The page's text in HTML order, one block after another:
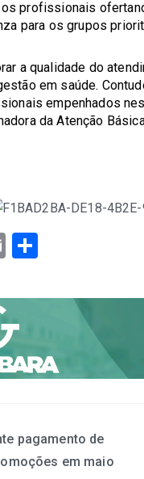
os profissionais
para os grupos
a qualidade do
em saúde.
empenhados
da Atenção
Email
pagamento de
em maio